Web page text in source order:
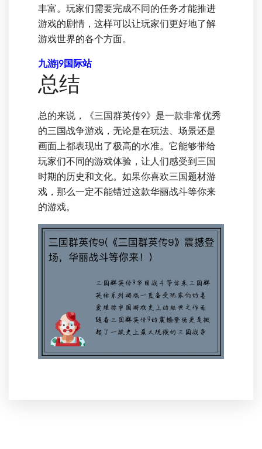
丰富。玩家们需要完成不同的任务才能推进
游戏的剧情，这样可以让玩家们更好地了解
游戏世界的各个方面。
九游j9国际站
总结
总的来说，《三国群英传9》是一款非常优秀
的三国战争游戏，无论是在玩法、场景还是
画面上都表现出了极高的水准。它能够带给
玩家们不同的游戏体验，让人们感受到三国
时期的历史和文化。如果你喜欢三国题材游
戏，那么一定不能错过这款华丽战斗等你来
的游戏。